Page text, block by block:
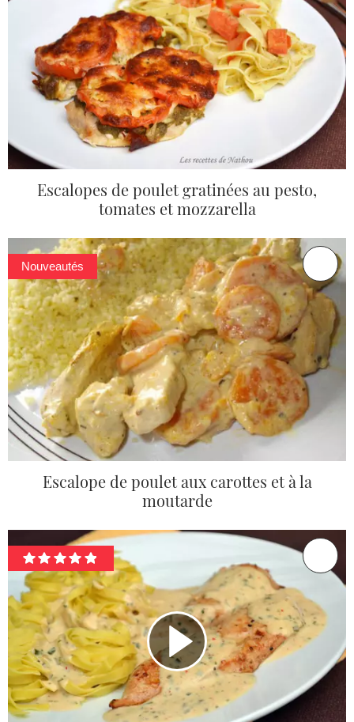
Escalopes de poulet gratinées au pesto,
tomates et mozzarella
Nouveautés
Escalope de poulet aux carottes et à la
moutarde